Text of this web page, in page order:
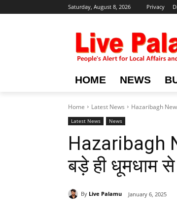
Saturday, August 8, 2026 Privacy
HOME NEWS
Home Latest News Hazaribagh
Latest News News
Hazaribagh
बड़े ही धूमधाम से
By Live Palamu January 6, 2025